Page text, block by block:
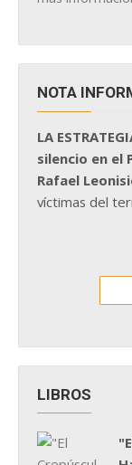
NOTA
LA
silencio en el
Rafael
víctimas del
LIBROS